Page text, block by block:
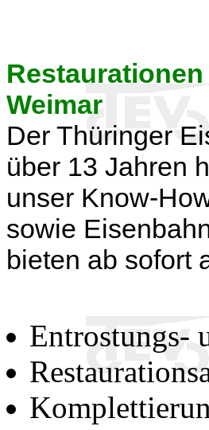
Weimar
Der Thüringer
über 13 Jahren
unser Know-
sowie
bieten ab sofort
Entrostungs-